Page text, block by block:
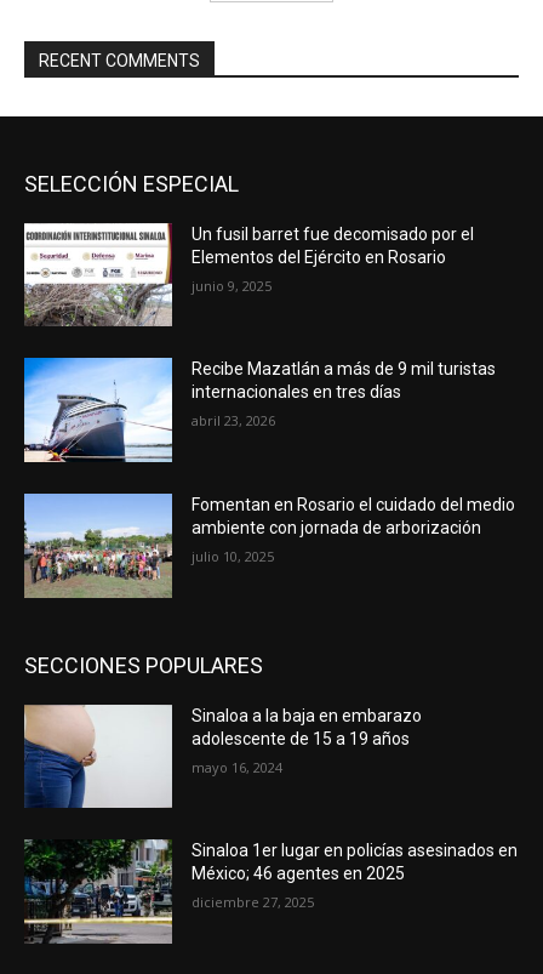
RECENT COMMENTS
SELECCIÓN ESPECIAL
Un fusil barret fue decomisado por el
Elementos del Ejército en Rosario
junio 9, 2025
Recibe Mazatlán a más de 9 mil turistas
internacionales en tres días
abril 23, 2026
Fomentan en Rosario el cuidado del medio
ambiente con jornada de arborización
julio 10, 2025
SECCIONES POPULARES
Sinaloa a la baja en embarazo
adolescente de 15 a 19 años
mayo 16, 2024
Sinaloa 1er lugar en policías asesinados en
México; 46 agentes en 2025
diciembre 27, 2025